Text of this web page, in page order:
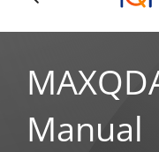
Manual